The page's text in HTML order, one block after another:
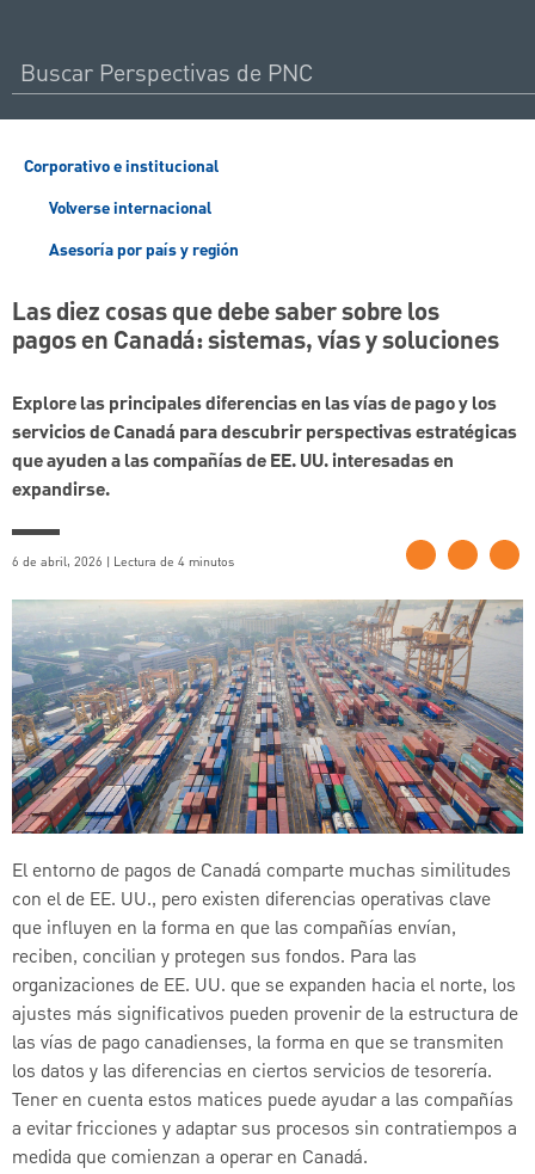
Corporativo e institucional
Volverse internacional
Asesoría por país y región
Las diez cosas que debe saber sobre los
pagos en Canadá: sistemas, vías y soluciones
Explore las principales diferencias en las vías de pago y los
servicios de Canadá para descubrir perspectivas estratégicas
que ayuden a las compañías de EE. UU. interesadas en
expandirse.
6 de abril, 2026 | Lectura de 4 minutos
El entorno de pagos de Canadá comparte muchas similitudes
con el de EE. UU., pero existen diferencias operativas clave
que influyen en la forma en que las compañías envían,
reciben, concilian y protegen sus fondos. Para las
organizaciones de EE. UU. que se expanden hacia el norte, los
ajustes más significativos pueden provenir de la estructura de
las vías de pago canadienses, la forma en que se transmiten
los datos y las diferencias en ciertos servicios de tesorería.
Tener en cuenta estos matices puede ayudar a las compañías
a evitar fricciones y adaptar sus procesos sin contratiempos a
medida que comienzan a operar en Canadá.